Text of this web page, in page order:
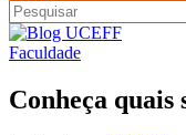
Faculdade
Conheça quais